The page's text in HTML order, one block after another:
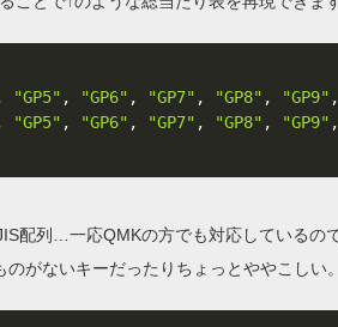
"GP5" , "GP6" , "GP7" , "GP8" , "GP9" ,
"GP5" , "GP6" , "GP7" , "GP8" , "GP9" ,
配列…一応QMKの方でも対応しているの
がないキーだったりちょっとややこしい。